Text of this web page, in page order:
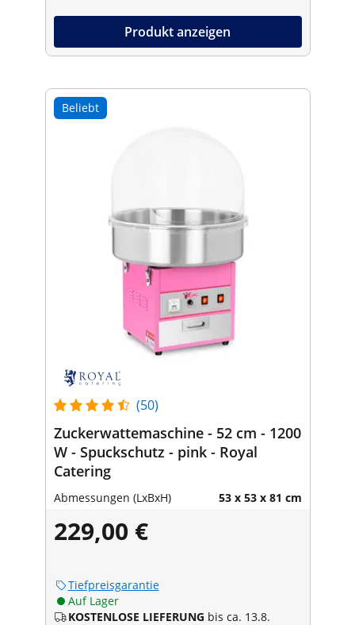
Produkt anzeigen
Beliebt
(50)
Zuckerwattemaschine - 52 cm - 1200
W - Spuckschutz - pink - Royal
Catering
Abmessungen (LxBxH) 53 x 53 x 81 cm
229,00 €
Tiefpreisgarantie
Auf Lager
KOSTENLOSE LIEFERUNG bis ca. 13.8.